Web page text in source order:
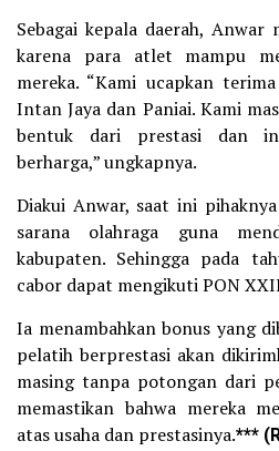
Sebagai kepala daerah, Anwar
karena para atlet mampu
mereka. “Kami ucapkan
Intan Jaya dan Paniai. Kami
bentuk dari prestasi dan
berharga,” ungkapnya.
Diakui Anwar, saat ini
sarana olahraga guna
kabupaten. Sehingga pada
cabor dapat mengikuti PON
Ia menambahkan bonus yang
pelatih berprestasi akan
masing tanpa potongan dari
memastikan bahwa mereka
atas usaha dan prestasinya.***